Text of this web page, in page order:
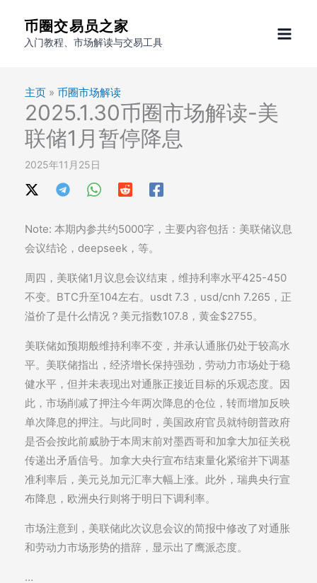
币圈交易员之家
入门教程、市场解读与交易工具
主页 » 币圈市场解读
2025.1.30币圈市场解读-美
联储1月暂停降息
2025年11月25日
Note: 本期内参共约5000字，主要内容包括：美联储议息
会议结论，deepseek，等。
周四，美联储1月议息会议结束，维持利率水平425-450
不变。BTC升至104左右。usdt 7.3，usd/cnh 7.265，正
溢价了是什么情况？美元指数107.8，黄金$2755。
美联储如预期般维持利率不变，并承认通胀仍处于较高水
平。美联储指出，经济增长保持强劲，劳动力市场处于稳
健水平，但并未表现出对通胀正接近目标的乐观态度。因
此，市场削减了押注今年两次降息的仓位，转而增加反映
单次降息的押注。与此同时，美国政府官员就特朗普政府
是否会按此前威胁于本周末前对墨西哥和加拿大加征关税
传递出矛盾信号。加拿大央行宣布结束量化紧缩并下调基
准利率后，美元兑加元汇率大幅上涨。此外，瑞典央行宣
布降息，欧洲央行则将于明日下调利率。
市场注意到，美联储此次议息会议的简报中修改了对通胀
和劳动力市场形势的措辞，显示出了鹰派态度。
…